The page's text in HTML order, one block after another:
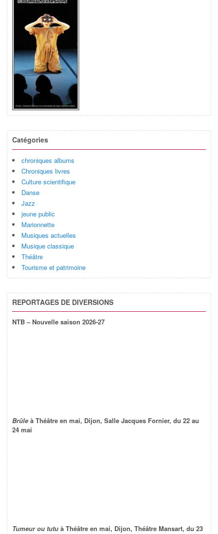
Catégories
chroniques albums
Chroniques livres
Culture scientifique
Danse
Jazz
jeune public
Marionnette
Musiques actuelles
Musique classique
Théâtre
Tourisme et patrimoine
REPORTAGES DE DIVERSIONS
NTB – Nouvelle saison 2026-27
Brûle à Théâtre en mai, Dijon, Salle Jacques Fornier, du 22 au
24 mai
Tumeur ou tutu à Théâtre en mai, Dijon, Théâtre Mansart, du 23